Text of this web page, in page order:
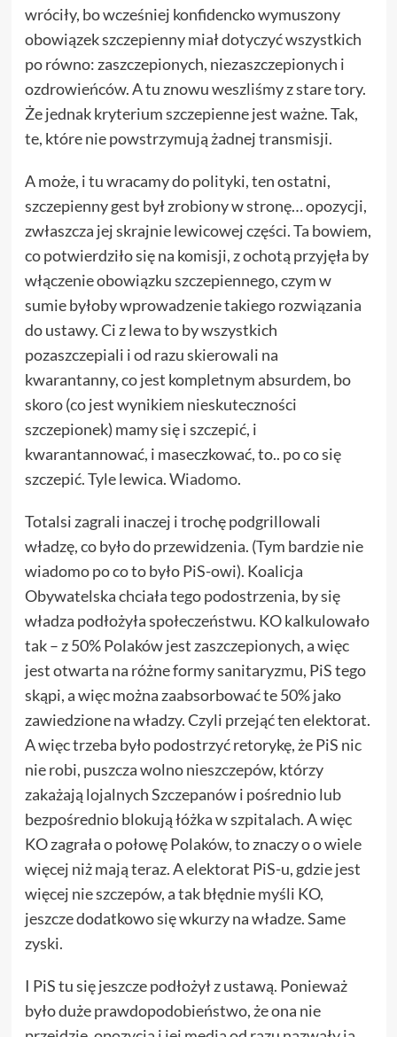
wróciły, bo wcześniej konfidencko wymuszony
obowiązek szczepienny miał dotyczyć wszystkich
po równo: zaszczepionych, niezaszczepionych i
ozdrowieńców. A tu znowu weszliśmy z stare tory.
Że jednak kryterium szczepienne jest ważne. Tak,
te, które nie powstrzymują żadnej transmisji.
A może, i tu wracamy do polityki, ten ostatni,
szczepienny gest był zrobiony w stronę… opozycji,
zwłaszcza jej skrajnie lewicowej części. Ta bowiem,
co potwierdziło się na komisji, z ochotą przyjęła by
włączenie obowiązku szczepiennego, czym w
sumie byłoby wprowadzenie takiego rozwiązania
do ustawy. Ci z lewa to by wszystkich
pozaszczepiali i od razu skierowali na
kwarantanny, co jest kompletnym absurdem, bo
skoro (co jest wynikiem nieskuteczności
szczepionek) mamy się i szczepić, i
kwarantannować, i maseczkować, to.. po co się
szczepić. Tyle lewica.Wiadomo.
Totalsi zagrali inaczej i trochę podgrillowali
władzę, co było do przewidzenia. (Tym bardzie nie
wiadomo po co to było PiS-owi). Koalicja
Obywatelska chciała tego podostrzenia, by się
władza podłożyła społeczeństwu. KO kalkulowało
tak – z 50% Polaków jest zaszczepionych, a więc
jest otwarta na różne formy sanitaryzmu, PiS tego
skąpi, a więc można zaabsorbować te 50% jako
zawiedzione na władzy. Czyli przejąć ten elektorat.
A więc trzeba było podostrzyć retorykę, że PiS nic
nie robi, puszcza wolno nieszczepów, którzy
zakażają lojalnych Szczepanów i pośrednio lub
bezpośrednio blokują łóżka w szpitalach. A więc
KO zagrała o połowę Polaków, to znaczy o o wiele
więcej niż mają teraz. A elektorat PiS-u, gdzie jest
więcej nie szczepów, a tak błędnie myśli KO,
jeszcze dodatkowo się wkurzy na władze. Same
zyski.
I PiS tu się jeszcze podłożył z ustawą. Ponieważ
było duże prawdopodobieństwo, że ona nie